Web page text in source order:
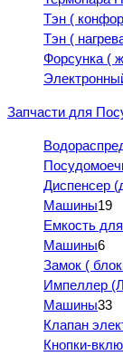
Тэн (
Тэн (
Форсунка (
Запчасти для
Диспенсер
Машины19
Емкость
Машины6
Замок (
Импеллер
Машины33
Клапан
Кнопки-